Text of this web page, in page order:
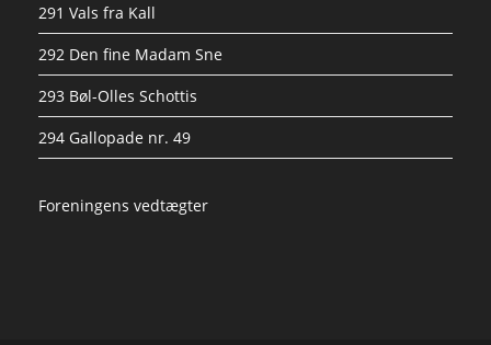
291 Vals fra Kall
292 Den fine Madam Sne
293 Bøl-Olles Schottis
294 Gallopade nr. 49
Foreningens vedtægter